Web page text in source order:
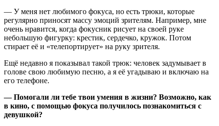
— У меня нет любимого фокуса, но есть трюки, которые
регулярно приносят массу эмоций зрителям. Например, мне
очень нравится, когда фокусник рисует на своей руке
небольшую фигурку: крестик, сердечко, кружок. Потом
стирает её и «телепортирует» на руку зрителя.
Ещё недавно я показывал такой трюк: человек задумывает в
голове свою любимую песню, а я её угадываю и включаю на
его телефоне.
— Помогали ли тебе твои умения в жизни? Возможно, как
в кино, с помощью фокуса получилось познакомиться с
девушкой?